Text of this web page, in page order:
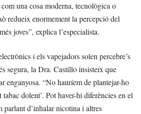
una cosa moderna, tecnològica o
redueix enormement la percepció del
joves”, explica l’especialista.
i els vapejadors solen percebre’s
segura, la Dra. Castillo insisteix que
enganyosa. “No hauríem de plantejar-ho
dolent’. Pot haver-hi diferències en el
parlant d’inhalar nicotina i altres